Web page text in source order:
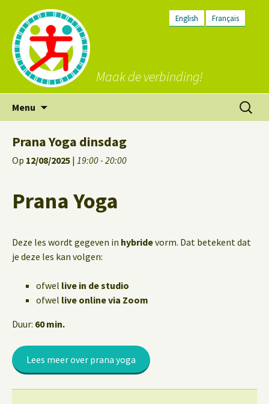
English Français
Maak de verbinding!
Menu
inhoud
Zoeken
naar:
Prana Yoga dinsdag
Op 12/08/2025 | 19:00 - 20:00
Prana Yoga
Deze les wordt gegeven in hybridevorm. Dat betekent dat
je deze les kan volgen:
ofwel live in de studio
ofwel live online via Zoom
Duur: 60 min.
Lees meer over prana yoga